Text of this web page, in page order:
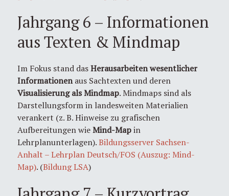
Jahrgang 6 – Informationen
aus Texten & Mindmap
Im Fokus stand dasHerausarbeiten wesentlicher
Informationenaus Sachtexten und deren
Visualisierung als Mindmap. Mindmaps sind als
Darstellungsform in landesweiten Materialien
verankert (z. B. Hinweise zu grafischen
Aufbereitungen wieMind-Mapin
Lehrplanunterlagen).Bildungsserver Sachsen-
Anhalt – Lehrplan Deutsch/FOS (Auszug: Mind-
Map). (Bildung LSA)